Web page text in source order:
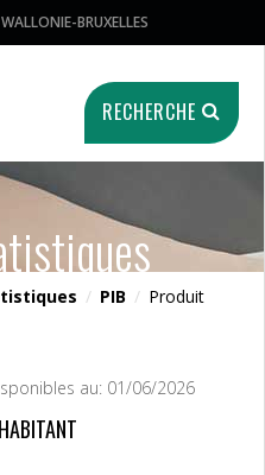
BRUXELLES
RECHERCHE
/ PIB / Produit
au: 01/06/2026